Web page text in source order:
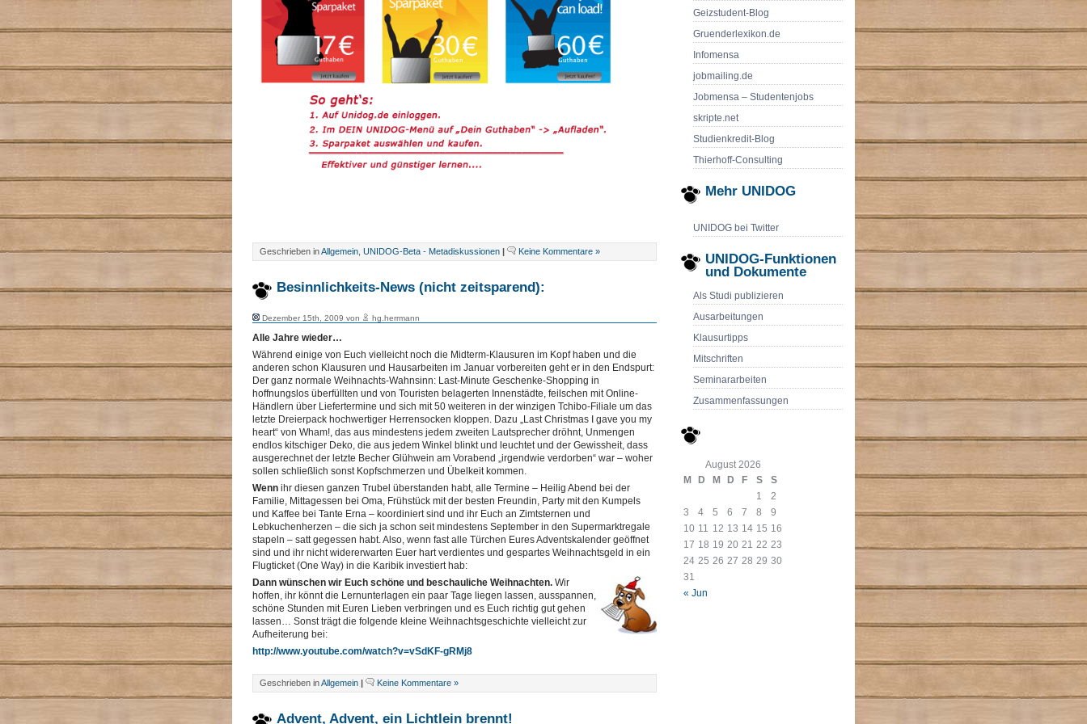
Geizstudent-Blog
Gruenderlexikon.de
Infomensa
jobmailing.de
Jobmensa – Studentenjobs
skripte.net
Studienkredit-Blog
Thierhoff-Consulting
Mehr UNIDOG
UNIDOG bei Twitter
UNIDOG-Funktionen
und Dokumente
Als Studi publizieren
Ausarbeitungen
Klausurtipps
Mitschriften
Seminararbeiten
Zusammenfassungen
August 2026
M
D M D F S S
« Jun
1
2
3
4 5 6 7 8
9
10 11 12 13 14 15 16
17 18 19 20 21 22 23
24 25 26 27 28 29 30
31
Geschrieben inAllgemein UNIDOG-Beta - Metadiskussionen | Keine Kommentare »
Besinnlichkeits-News (nicht zeitsparend):
Dezember 15th, 2009 von hg.herrmann
Alle Jahre wieder…
Während einige von Euch vielleicht noch die Midterm-Klausuren im Kopf haben und die
anderen schon Klausuren und Hausarbeiten im Januar vorbereiten geht er in den Endspurt:
Der ganz normale Weihnachts-Wahnsinn: Last-Minute Geschenke-Shopping in
hoffnungslos überfüllten und von Touristen belagerten Innenstädte, feilschen mit Online-
Händlern über Liefertermine und sich mit 50 weiteren in der winzigen Tchibo-Filiale um das
letzte Dreierpack hochwertiger Herrensocken kloppen. Dazu „Last Christmas I gave you my
heart“ von Wham!, das aus mindestens jedem zweiten Lautsprecher dröhnt, Unmengen
endlos kitschiger Deko, die aus jedem Winkel blinkt und leuchtet und der Gewissheit, dass
ausgerechnet der letzte Becher Glühwein am Vorabend „irgendwie verdorben“ war – woher
sollen schließlich sonst Kopfschmerzen und Übelkeit kommen.
Wenn ihr diesen ganzen Trubel überstanden habt, alle Termine – Heilig Abend bei der
Familie, Mittagessen bei Oma, Frühstück mit der besten Freundin, Party mit den Kumpels
und Kaffee bei Tante Erna – koordiniert sind und ihr Euch an Zimtsternen und
Lebkuchenherzen – die sich ja schon seit mindestens September in den Supermarktregale
stapeln – satt gegessen habt. Also, wenn fast alle Türchen Eures Adventskalender geöffnet
sind und ihr nicht widererwarten Euer hart verdientes und gespartes Weihnachtsgeld in ein
Flugticket (One Way) in die Karibik investiert hab:
Dann wünschen wir Euch schöne und beschauliche Weihnachten. Wir
hoffen, ihr könnt die Lernunterlagen ein paar Tage liegen lassen, ausspannen,
schöne Stunden mit Euren Lieben verbringen und es Euch richtig gut gehen
lassen… Sonst trägt die folgende kleine Weihnachtsgeschichte vielleicht zur
Aufheiterung bei:
http://www.youtube.com/watch?v=vSdKF-gRMj8
Geschrieben inAllgemein | Keine Kommentare »
Advent, Advent, ein Lichtlein brennt!